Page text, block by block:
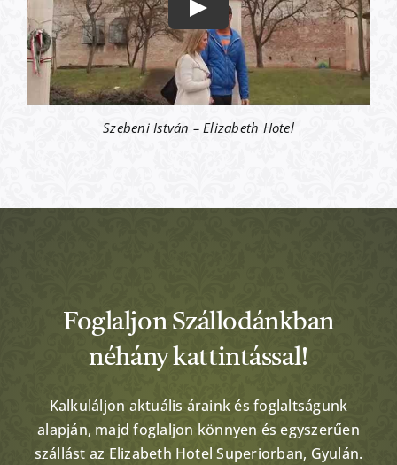
Szebeni István – Elizabeth Hotel
Foglaljon Szállodánkban
néhány kattintással!
Kalkuláljon aktuális áraink és foglaltságunk
alapján, majd foglaljon könnyen és egyszerűen
szállást az Elizabeth Hotel Superiorban, Gyulán.